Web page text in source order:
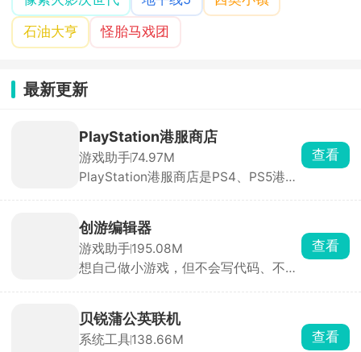
石油大亨
怪胎马戏团
最新更新
PlayStation港服商店
游戏助手74.97M
PlayStation港服商店是PS4、PS5港服
装，主机硬盘满了也能在手机上删旧游
戏腾空间，不用挨个在主机操作整理。
港服经常有大折扣、限时喜加一、PS
会员免费游戏，APP 会直接弹窗提醒，
查看
创游编辑器
游戏助手195.08M
想自己做小游戏，但不会写代码、不会
新手照着模板改一改，十几分钟就能做
出一张可玩的关卡。做完作品一键发布
到社区，全网玩家都能玩你做的游戏，
查看
贝锐蒲公英联机
系统工具138.66M
查看